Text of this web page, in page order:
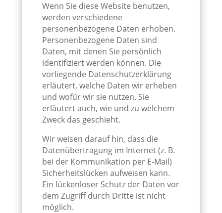
Wenn Sie diese Website benutzen,
werden verschiedene
personenbezogene Daten erhoben.
Personenbezogene Daten sind
Daten, mit denen Sie persönlich
identifiziert werden können. Die
vorliegende Datenschutzerklärung
erläutert, welche Daten wir erheben
und wofür wir sie nutzen. Sie
erläutert auch, wie und zu welchem
Zweck das geschieht.
Wir weisen darauf hin, dass die
Datenübertragung im Internet (z. B.
bei der Kommunikation per E-Mail)
Sicherheitslücken aufweisen kann.
Ein lückenloser Schutz der Daten vor
dem Zugriff durch Dritte ist nicht
möglich.